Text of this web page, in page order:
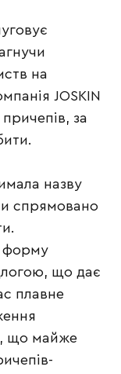
на
JOSKIN
за
назву
спрямовано
форму
що дає
плавне
що майже